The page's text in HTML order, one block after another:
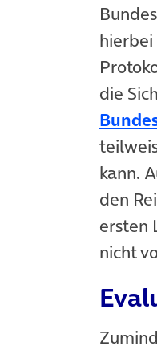
die
kann.
den
ersten
nicht